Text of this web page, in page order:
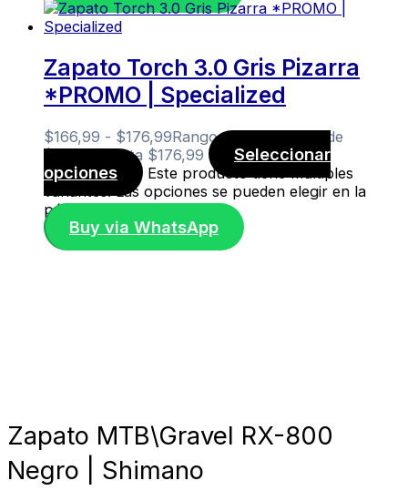
Zapato Torch 3.0 Gris Pizarra
*PROMO | Specialized
$166,99 - $176,99Rango de precios: desde
$166,99 hasta $176,99
Seleccionar
opciones
Este producto tiene múltiples
variantes. Las opciones se pueden elegir en la
página de producto
Buy via WhatsApp
Zapato MTB\Gravel RX-800
Negro | Shimano